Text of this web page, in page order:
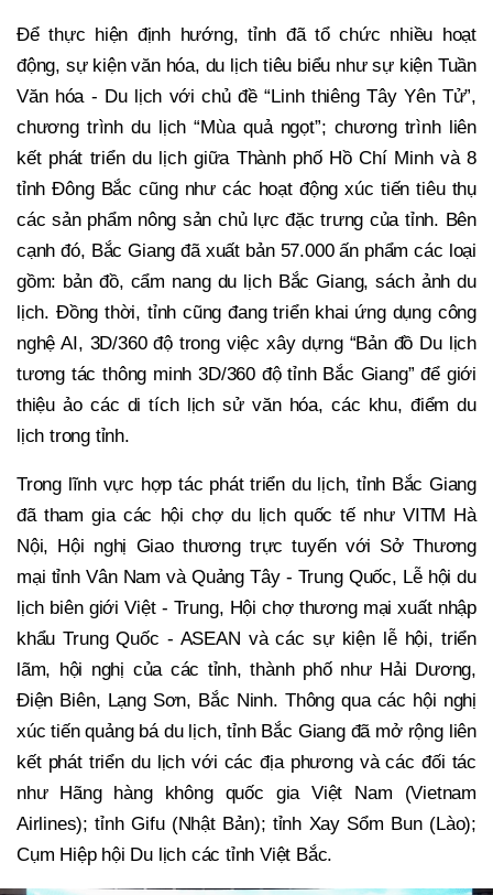
Để thực hiện định hướng, tỉnh đã tổ chức nhiều hoạt
động, sự kiện văn hóa, du lịch tiêu biểu như sự kiện Tuần
Văn hóa - Du lịch với chủ đề “Linh thiêng Tây Yên Tử”,
chương trình du lịch “Mùa quả ngọt”; chương trình liên
kết phát triển du lịch giữa Thành phố Hồ Chí Minh và 8
tỉnh Đông Bắc cũng như các hoạt động xúc tiến tiêu thụ
các sản phẩm nông sản chủ lực đặc trưng của tỉnh. Bên
cạnh đó, Bắc Giang đã xuất bản 57.000 ấn phẩm các loại
gồm: bản đồ, cẩm nang du lịch Bắc Giang, sách ảnh du
lịch. Đồng thời, tỉnh cũng đang triển khai ứng dụng công
nghệ AI, 3D/360 độ trong việc xây dựng “Bản đồ Du lịch
tương tác thông minh 3D/360 độ tỉnh Bắc Giang” để giới
thiệu ảo các di tích lịch sử văn hóa, các khu, điểm du
lịch trong tỉnh.
Trong lĩnh vực hợp tác phát triển du lịch, tỉnh Bắc Giang
đã tham gia các hội chợ du lịch quốc tế như VITM Hà
Nội, Hội nghị Giao thương trực tuyến với Sở Thương
mại tỉnh Vân Nam và Quảng Tây - Trung Quốc, Lễ hội du
lịch biên giới Việt - Trung, Hội chợ thương mại xuất nhập
khẩu Trung Quốc - ASEAN và các sự kiện lễ hội, triển
lãm, hội nghị của các tỉnh, thành phố như Hải Dương,
Điện Biên, Lạng Sơn, Bắc Ninh. Thông qua các hội nghị
xúc tiến quảng bá du lịch, tỉnh Bắc Giang đã mở rộng liên
kết phát triển du lịch với các địa phương và các đối tác
như Hãng hàng không quốc gia Việt Nam (Vietnam
Airlines); tỉnh Gifu (Nhật Bản); tỉnh Xay Sổm Bun (Lào);
Cụm Hiệp hội Du lịch các tỉnh Việt Bắc.